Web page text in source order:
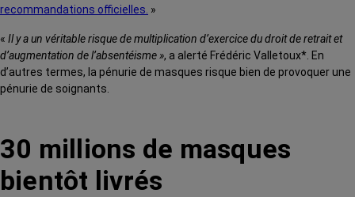
recommandations officielles. »
« Il y a un véritable risque de multiplication d’exercice du droit de retrait et
d’augmentation de l’absentéisme », a alerté Frédéric Valletoux*. En
d’autres termes, la pénurie de masques risque bien de provoquer une
pénurie de soignants.
30 millions de masques
bientôt livrés